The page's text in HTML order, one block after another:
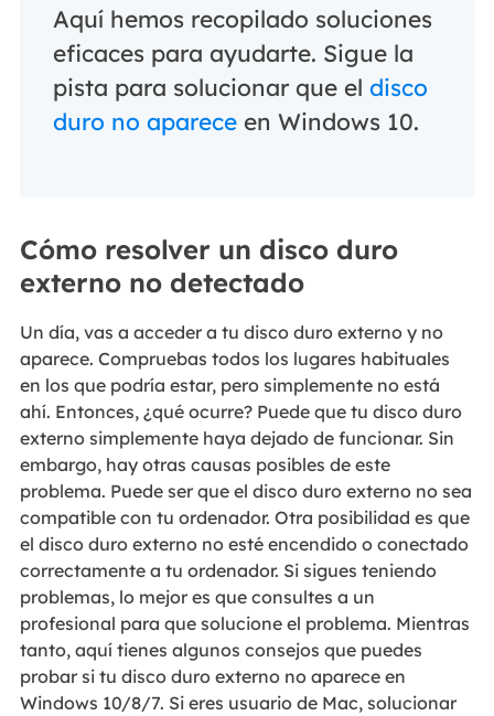
Aquí hemos recopilado soluciones
eficaces para ayudarte. Sigue la
pista para solucionar que el disco
duro no apareceen Windows 10.
Cómo resolver un disco duro
externo no detectado
Un día, vas a acceder a tu disco duro externo y no
aparece. Compruebas todos los lugares habituales
en los que podría estar, pero simplemente no está
ahí. Entonces, ¿qué ocurre? Puede que tu disco duro
externo simplemente haya dejado de funcionar. Sin
embargo, hay otras causas posibles de este
problema. Puede ser que el disco duro externo no sea
compatible con tu ordenador. Otra posibilidad es que
el disco duro externo no esté encendido o conectado
correctamente a tu ordenador. Si sigues teniendo
problemas, lo mejor es que consultes a un
profesional para que solucione el problema. Mientras
tanto, aquí tienes algunos consejos que puedes
probar si tu disco duro externo no aparece en
Windows 10/8/7. Si eres usuario de Mac, solucionar